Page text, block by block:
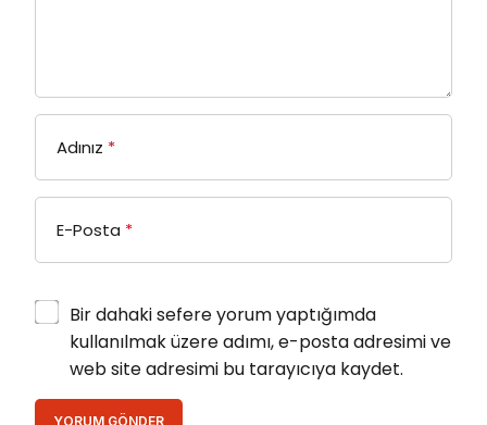
Adınız *
E-Posta *
Bir dahaki sefere yorum yaptığımda
kullanılmak üzere adımı, e-posta adresimi ve
web site adresimi bu tarayıcıya kaydet.
YORUM GÖNDER